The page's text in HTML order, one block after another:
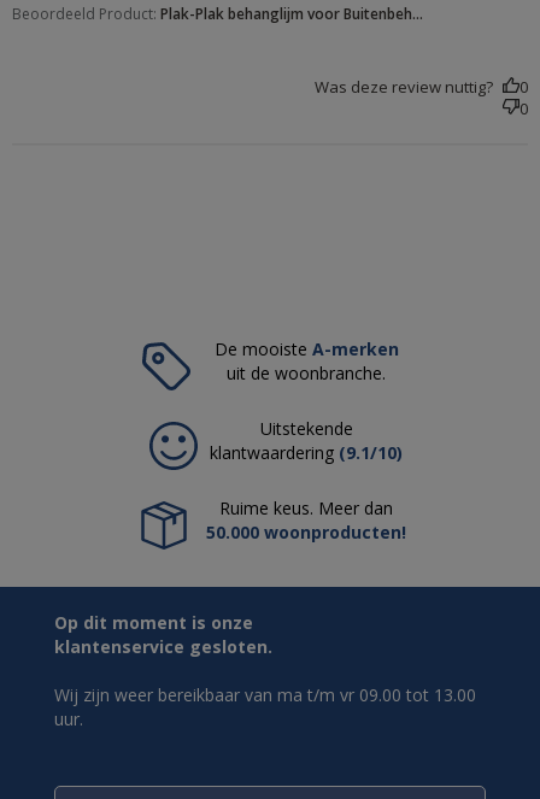
Beoordeeld Product: Plak-Plak behanglijm voor Buitenbeh...
Was deze review nuttig?
0
0
De mooiste A-merken
uit de woonbranche.
Uitstekende
klantwaardering (9.1/10)
Ruime keus. Meer dan
50.000 woonproducten!
Op dit moment is onze
klantenservice gesloten.
Wij zijn weer bereikbaar van ma t/m vr 09.00 tot 13.00
uur.